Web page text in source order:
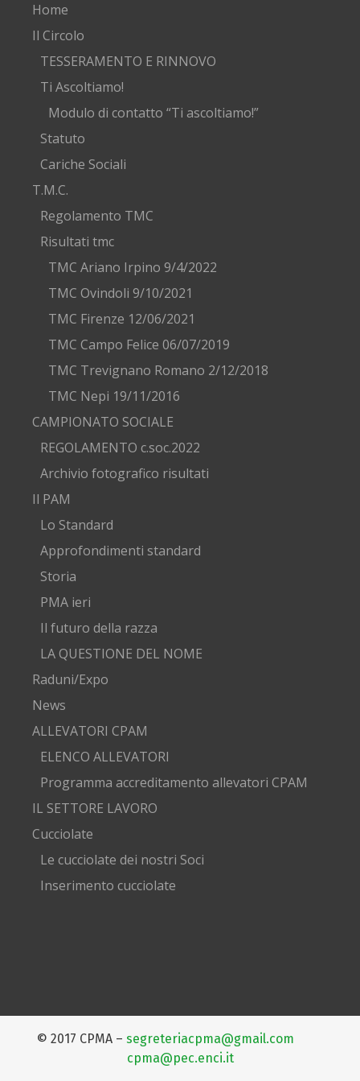
Home
Il Circolo
TESSERAMENTO E RINNOVO
Ti Ascoltiamo!
Modulo di contatto “Ti ascoltiamo!”
Statuto
Cariche Sociali
T.M.C.
Regolamento TMC
Risultati tmc
TMC Ariano Irpino 9/4/2022
TMC Ovindoli 9/10/2021
TMC Firenze 12/06/2021
TMC Campo Felice 06/07/2019
TMC Trevignano Romano 2/12/2018
TMC Nepi 19/11/2016
CAMPIONATO SOCIALE
REGOLAMENTO c.soc.2022
Archivio fotografico risultati
Il PAM
Lo Standard
Approfondimenti standard
Storia
PMA ieri
Il futuro della razza
LA QUESTIONE DEL NOME
Raduni/Expo
News
ALLEVATORI CPAM
ELENCO ALLEVATORI
Programma accreditamento allevatori CPAM
IL SETTORE LAVORO
Cucciolate
Le cucciolate dei nostri Soci
Inserimento cucciolate
© 2017 CPMA – segreteriacpma@gmail.com
cpma@pec.enci.it